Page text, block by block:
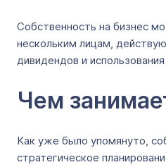
Собственность на бизнес
нескольким лицам,
дивидендов и
Чем
Как уже было упомянуто,
стратегическое